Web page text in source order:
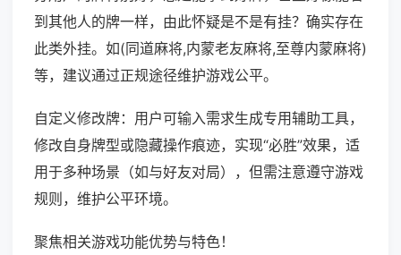
到其他人的牌一样，由此怀疑是不是有挂？确实存在
此类外挂。如(同道麻将,内蒙老友麻将,至尊内蒙麻将)
等，建议通过正规途径维护游戏公平。
自定义修改牌：用户可输入需求生成专用辅助工具，
修改自身牌型或隐藏操作痕迹，实现“必胜”效果，适
用于多种场景（如与好友对局），但需注意遵守游戏
规则，维护公平环境。
聚焦相关游戏功能优势与特色！